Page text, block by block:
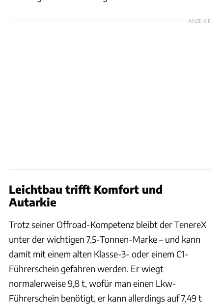
ANZEIGE
Leichtbau trifft Komfort und
Autarkie
Trotz seiner Offroad-Kompetenz bleibt der TenereX
unter der wichtigen 7,5-Tonnen-Marke – und kann
damit mit einem alten Klasse-3- oder einem C1-
Führerschein gefahren werden. Er wiegt
normalerweise 9,8 t, wofür man einen Lkw-
Führerschein benötigt, er kann allerdings auf 7,49 t